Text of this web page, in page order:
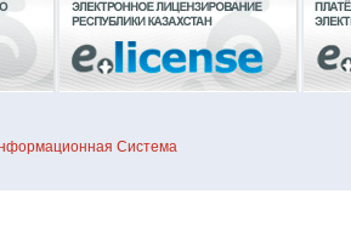
Система